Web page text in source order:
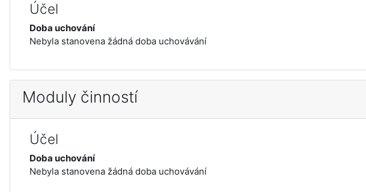
Účel
Doba uchování
Nebyla stanovena žádná doba uchovávání
Moduly činností
Účel
Doba uchování
Nebyla stanovena žádná doba uchovávání